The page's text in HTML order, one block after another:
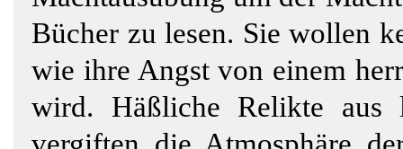
Bücher zu lesen. Sie wollen
wie ihre Angst von einem
wird. Häßliche Relikte aus